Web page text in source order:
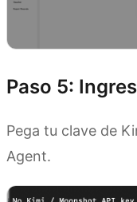
Paso 5:
Pega tu clave de
Agent.